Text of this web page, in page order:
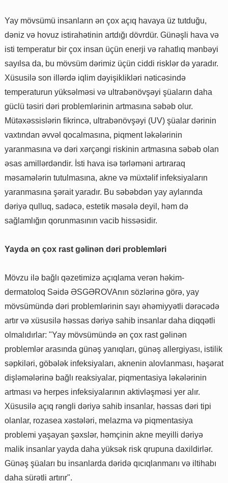
Yay mövsümü insanların ən çox açıq havaya üz tutduğu,
dəniz və hovuz istirahətinin artdığı dövrdür. Günəşli hava və
isti temperatur bir çox insan üçün enerji və rahatlıq mənbəyi
sayılsa da, bu mövsüm dərimiz üçün ciddi risklər də yaradır.
Xüsusilə son illərdə iqlim dəyişiklikləri nəticəsində
temperaturun yüksəlməsi və ultrabənövşəyi şüaların daha
güclü təsiri dəri problemlərinin artmasına səbəb olur.
Mütəxəssislərin fikrincə, ultrabənövşəyi (UV) şüalar dərinin
vaxtından əvvəl qocalmasına, piqment ləkələrinin
yaranmasına və dəri xərçəngi riskinin artmasına səbəb olan
əsas amillərdəndir. İsti hava isə tərləməni artıraraq
məsamələrin tutulmasına, akne və müxtəlif infeksiyaların
yaranmasına şərait yaradır. Bu səbəbdən yay aylarında
dəriyə qulluq, sadəcə, estetik məsələ deyil, həm də
sağlamlığın qorunmasının vacib hissəsidir.
Yayda ən çox rast gəlinən dəri problemləri
Mövzu ilə bağlı qəzetimizə açıqlama verən həkim-
dermatoloq Səidə ƏSGƏROVAnın sözlərinə görə, yay
mövsümündə dəri problemlərinin sayı əhəmiyyətli dərəcədə
artır və xüsusilə həssas dəriyə sahib insanlar daha diqqətli
olmalıdırlar: "Yay mövsümündə ən çox rast gəlinən
problemlər arasında günəş yanıqları, günəş allergiyası, istilik
səpkiləri, göbələk infeksiyaları, aknenin alovlanması, həşərat
dişləmələrinə bağlı reaksiyalar, piqmentasiya ləkələrinin
artması və herpes infeksiyalarının aktivləşməsi yer alır.
Xüsusilə açıq rəngli dəriyə sahib insanlar, həssas dəri tipi
olanlar, rozasea xəstələri, melazma və piqmentasiya
problemi yaşayan şəxslər, həmçinin akne meyilli dəriyə
malik insanlar yayda daha yüksək risk qrupuna daxildirlər.
Günəş şüaları bu insanlarda dəridə qıcıqlanmanı və iltihabı
daha sürətli artırır".